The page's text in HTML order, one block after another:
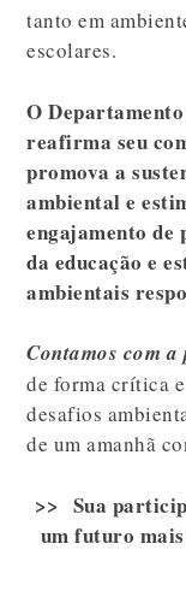
tanto em
escolares.
O
reafirma seu
promova a
ambiental e
engajamento de
da educação e
ambientais
Contamos com
de forma crítica
desafios
de um amanhã
>> Sua
um futuro mais